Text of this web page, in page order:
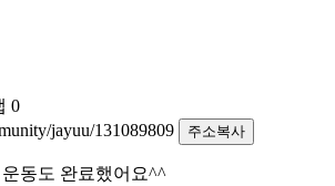
0
jayuu/131089809
주소복사
동도 완료했어요^^